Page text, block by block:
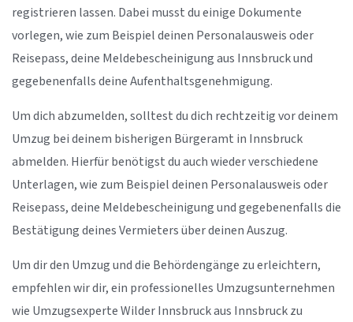
registrieren lassen. Dabei musst du einige Dokumente
vorlegen, wie zum Beispiel deinen Personalausweis oder
Reisepass, deine Meldebescheinigung aus Innsbruck und
gegebenenfalls deine Aufenthaltsgenehmigung.
Um dich abzumelden, solltest du dich rechtzeitig vor deinem
Umzug bei deinem bisherigen Bürgeramt in Innsbruck
abmelden. Hierfür benötigst du auch wieder verschiedene
Unterlagen, wie zum Beispiel deinen Personalausweis oder
Reisepass, deine Meldebescheinigung und gegebenenfalls die
Bestätigung deines Vermieters über deinen Auszug.
Um dir den Umzug und die Behördengänge zu erleichtern,
empfehlen wir dir, ein professionelles Umzugsunternehmen
wie Umzugsexperte Wilder Innsbruck aus Innsbruck zu